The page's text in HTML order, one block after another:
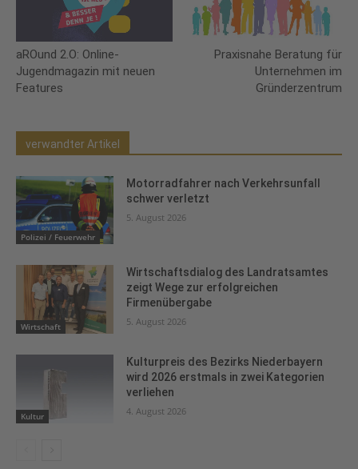
aROund 2.O: Online-
Jugendmagazin mit neuen
Features
Praxisnahe Beratung für
Unternehmen im
Gründerzentrum
verwandter Artikel
Polizei / Feuerwehr
Motorradfahrer nach Verkehrsunfall
schwer verletzt
5. August 2026
Wirtschaft
Wirtschaftsdialog des Landratsamtes
zeigt Wege zur erfolgreichen
Firmenübergabe
5. August 2026
Kultur
Kulturpreis des Bezirks Niederbayern
wird 2026 erstmals in zwei Kategorien
verliehen
4. August 2026